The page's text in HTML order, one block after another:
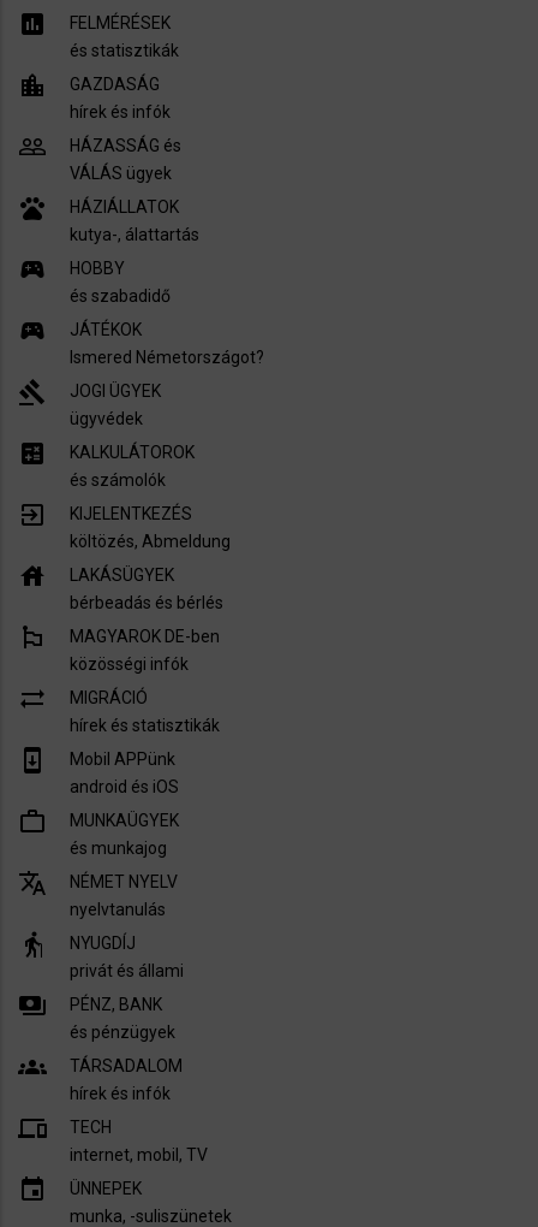
assessment
FELMÉRÉSEK
és statisztikák
location_city
GAZDASÁG
hírek és infók
people_outline
HÁZASSÁG és
VÁLÁS ügyek
pets
HÁZIÁLLATOK
kutya-, álattartás
sports_esports
HOBBY
és szabadidő
sports_esports
JÁTÉKOK
Ismered Németországot?
gavel
JOGI ÜGYEK
ügyvédek
calculate
KALKULÁTOROK
és számolók
exit_to_app
KIJELENTKEZÉS
költözés, Abmeldung
house
LAKÁSÜGYEK
bérbeadás és bérlés
emoji_flags
MAGYAROK DE-ben
közösségi infók
sync_alt
MIGRÁCIÓ
hírek és statisztikák
system_update
Mobil APPünk
android és iOS
work_outline
MUNKAÜGYEK
és munkajog
translate
NÉMET NYELV
nyelvtanulás
elderly
NYUGDÍJ
privát és állami
payments
PÉNZ, BANK
és pénzügyek
groups
TÁRSADALOM
hírek és infók
devices
TECH
internet, mobil, TV​
insert_invitation
ÜNNEPEK
munka, -suliszünetek